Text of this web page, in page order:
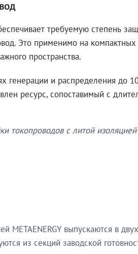
требуемую степень
Это применимо на
пространства.
генерации и распределения до
ресурс, сопоставимый с
токопроводов с литой
METAENERGY выпускаются в
из секций заводской